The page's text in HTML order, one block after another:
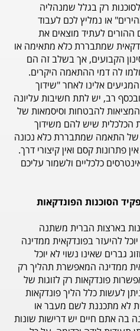
רק בגלל שמנהליה
או נמליץ לכם לעבוד
לעתיד מוצאים את
שמתבררת כלא מתאימה או
הקבועים, אך בשלב זה הם
לה דמי ההתאמה היקרים.
אלינו לאחר "שידוך
רב, יש לתת חשיבות עליונה
להבטחות וסיסמאות של
הכלכלית שיש להם משידוך
של התאמה שמתבררת כלא נכונה
פתרונות קסם ואין קיצורי דרך.
כלכליים ולשמור עליכם
הסוכנות הפונדקאות
בארצות הברית משתנה
להיעזר בפונדקאית ממדינה
גברים שאינו נשוי לא יוכל
ממדינה המאפשרת תהליך רק
פונדקאות רק לזוגות של
לעשות כלל הליך פונדקאות
לא מתכננת לשם מעבר או
בה אתם חיים יש דרישות שונות